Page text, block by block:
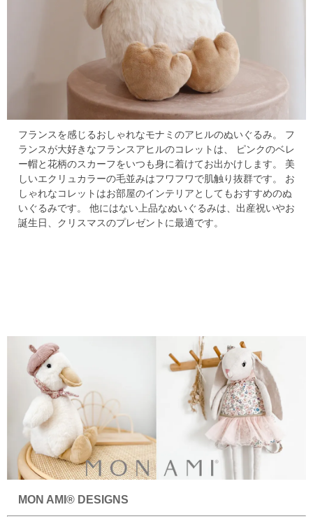
フランスを感じるおしゃれなモナミのアヒルのぬいぐるみ。
フ
ランスが大好きなフランスアヒルのコレットは、
ピンクのベレ
ー帽と花柄のスカーフをいつも身に着けてお出かけします。
美
しいエクリュカラーの毛並みはフワフワで肌触り抜群です。
お
しゃれなコレットはお部屋のインテリアとしてもおすすめのぬ
いぐるみです。
他にはない上品なぬいぐるみは、出産祝いやお
誕生日、クリスマスのプレゼントに最適です。
MON AMI® DESIGNS